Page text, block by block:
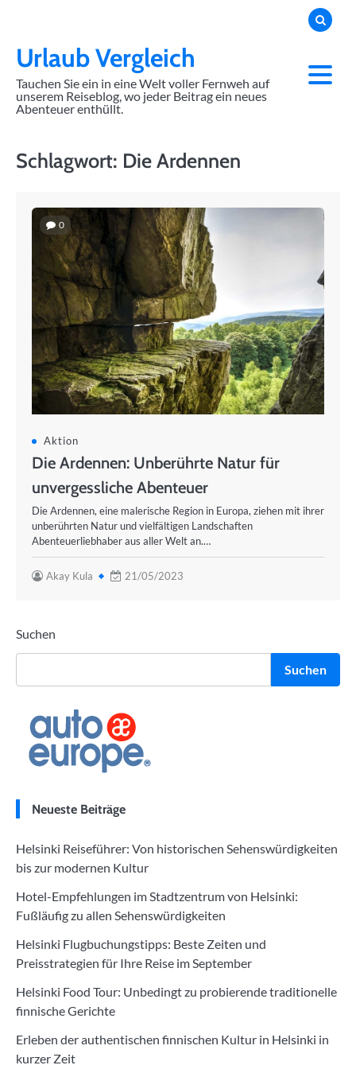
contentUrlaub Vergleich
Tauchen Sie ein in eine Welt voller Fernweh auf
unserem Reiseblog, wo jeder Beitrag ein neues
Abenteuer enthüllt.
Schlagwort: Die Ardennen
0
Aktion
Die Ardennen: Unberührte Natur für
unvergessliche Abenteuer
Die Ardennen, eine malerische Region in Europa, ziehen mit ihrer
unberührten Natur und vielfältigen Landschaften
Abenteuerliebhaber aus aller Welt an.…
Akay Kula 21/05/2023
Suchen
Suchen
Neueste Beiträge
Helsinki Reiseführer: Von historischen Sehenswürdigkeiten
bis zur modernen Kultur
Hotel-Empfehlungen im Stadtzentrum von Helsinki:
Fußläufig zu allen Sehenswürdigkeiten
Helsinki Flugbuchungstipps: Beste Zeiten und
Preisstrategien für Ihre Reise im September
Helsinki Food Tour: Unbedingt zu probierende traditionelle
finnische Gerichte
Erleben der authentischen finnischen Kultur in Helsinki in
kurzer Zeit